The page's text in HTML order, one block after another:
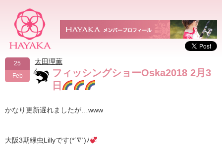
25
Feb
太田理薫
フィッシングショーOska2018 2月3
日
かなり更新遅れましたが…www
大阪3期緑虫Lillyです(*´∇`)ﾉ